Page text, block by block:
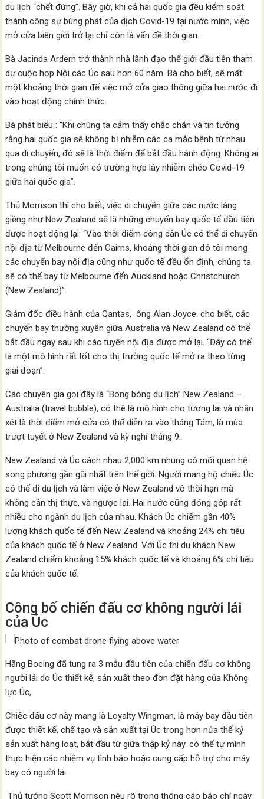
du lịch “chết đứng”. Bây giờ, khi cả hai quốc gia đều kiểm soát
thành công sự bùng phát của dịch Covid-19 tại nước mình, việc
mở cửa biên giới trở lại chỉ còn là vấn đề thời gian.
Bà Jacinda Ardern trở thành nhà lãnh đạo thế giới đầu tiên tham
dự cuộc họp Nội các Úc sau hơn 60 năm. Bà cho biết, sẽ mất
một khoảng thời gian để việc mở cửa giao thông giữa hai nước đi
vào hoạt động chính thức.
Bà phát biểu : “Khi chúng ta cảm thấy chắc chắn và tin tưởng
rằng hai quốc gia sẽ không bị nhiễm các ca mắc bệnh từ nhau
qua di chuyển, đó sẽ là thời điểm để bắt đầu hành động. Không ai
trong chúng tôi muốn có trường hợp lây nhiễm chéo Covid-19
giữa hai quốc gia”.
Thủ Morrison thì cho biết, việc di chuyển giữa các nước láng
giềng như New Zealand sẽ là những chuyến bay quốc tế đầu tiên
được hoạt động lại: “Vào thời điểm công dân Úc có thể di chuyển
nội địa từ Melbourne đến Cairns, khoảng thời gian đó tôi mong
các chuyến bay nội địa cũng như quốc tế đều ổn định, chúng ta
sẽ có thể bay từ Melbourne đến Auckland hoặc Christchurch
(New Zealand)”.
Giám đốc điều hành của Qantas, ông Alan Joyce. cho biết, các
chuyến bay thường xuyên giữa Australia và New Zealand có thể
bắt đầu ngay sau khi các tuyến nội địa được mở lại. “Đây có thể
là một mô hình rất tốt cho thị trường quốc tế mở ra theo từng
giai đoạn”.
Các chuyên gia gọi đây là “Bong bóng du lịch” New Zealand –
Australia (travel bubble), có thê là mô hình cho tương lai và nhận
xét là thời điểm mở cửa có thể diễn ra vào tháng Tám, là mùa
trượt tuyết ở New Zealand và kỳ nghỉ tháng 9.
New Zealand và Úc cách nhau 2,000 km nhung có mối quan hệ
song phương gần gũi nhất trên thế giới. Người mang hộ chiếu Úc
có thể đi du lịch và làm việc ở New Zealand vô thời hạn mà
không cần thị thực, và ngược lại. Hai nước cũng đóng góp rất
nhiều cho ngành du lịch của nhau. Khách Úc chiếm gần 40%
lượng khách quốc tế đến New Zealand và khoảng 24% chi tiêu
của khách quốc tế ở New Zealand. Với Úc thì du khách New
Zealand chiếm khoảng 15% khách quốc tế và khoảng 6% chi tiêu
của khách quốc tế.
Công bố chiến đấu cơ không người lái
của Úc
Hãng Boeing đã tung ra 3 mẫu đầu tiên của chiến đấu cơ không
người lái do Úc thiết kế, sản xuất theo đơn đặt hàng của Không
lực Úc,
Chiếc đấu cơ này mang là Loyalty Wingman, là máy bay đầu tiên
được thiết kế, chế tạo và sản xuất tại Úc trong hơn nửa thế kỷ
sản xuất hàng loạt, bắt đầu từ giữa thập kỷ này. có thể tự mình
thực hiện các nhiệm vụ tình báo hoặc cung cấp hỗ trợ cho máy
bay có người lái.
Thủ tướng Scott Morrison nêu rõ trong thông cáo báo chí ngày